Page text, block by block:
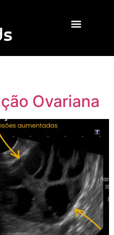
Ovariana